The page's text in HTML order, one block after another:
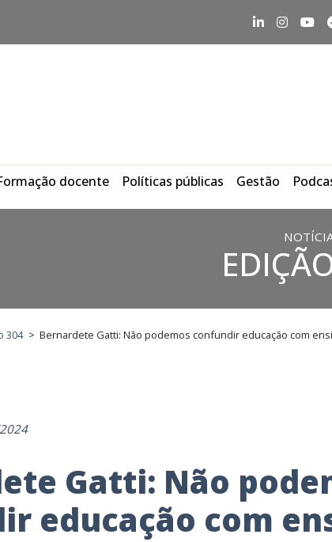
docente Políticas públicas Gestão
304 > Bernardete Gatti: Não podemos confundir educação com
Gatti: Não
educação com